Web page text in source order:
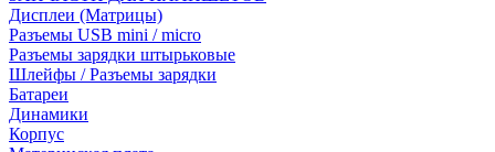
Дисплеи (Матрицы)
Разъемы USB mini / micro
Разъемы зарядки штырьковые
Шлейфы / Разъемы зарядки
Батареи
Динамики
Корпус